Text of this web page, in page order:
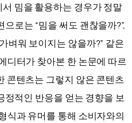
밈을 활용하는 경우가 정말
로는 “밈을 써도 괜찮을까?”,
벼워 보이지는 않을까?” 같은
디터가 찾아본 한 논문에 따르
콘텐츠는 그렇지 않은 콘텐츠
정적인 반응을 얻는 경향을 보
식과 유머를 통해 소비자와의